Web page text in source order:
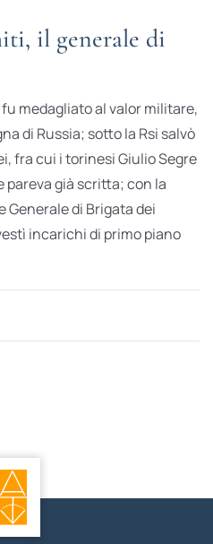
il generale di
medagliato al valor militare,
di Russia; sotto la Rsi salvò
fra cui i torinesi Giulio Segre
pareva già scritta; con la
Generale di Brigata dei
incarichi di primo piano